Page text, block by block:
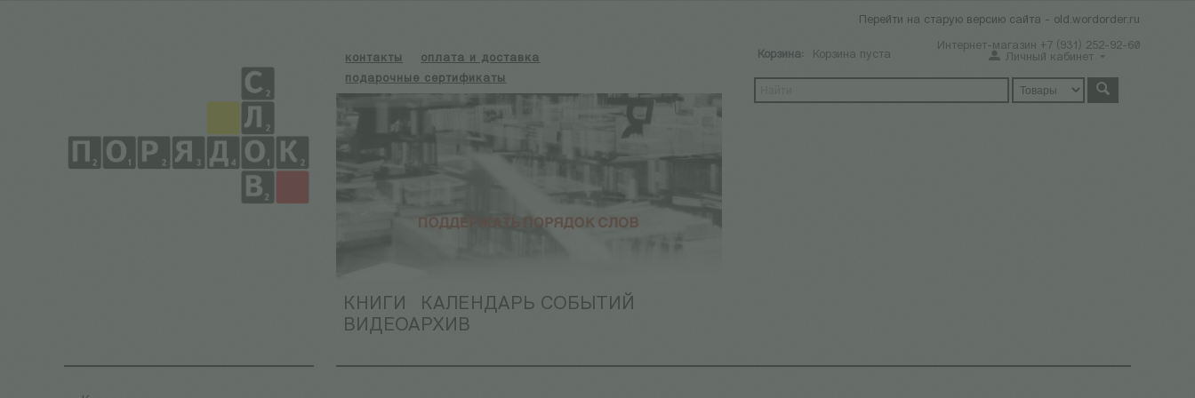
Перейти на старую версию сайта - old.wordorder.ru
Интернет-магазин +7 (931) 252-92-60
контакты
оплата и доставка
подарочные сертификаты
КНИГИ
КАЛЕНДАРЬ СОБЫТИЙ
ВИДЕОАРХИВ
Корзина: Корзина пуста Личный кабинет